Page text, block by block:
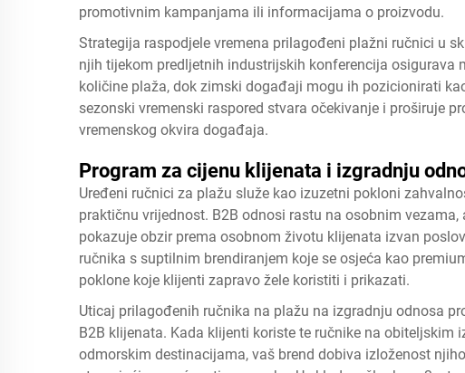
promotivnim kampanjama ili informacijama o proizvodu.
Strategija raspodjele vremena prilagođeni plažni ručnici u
njih tijekom predljetnih industrijskih konferencija osigurava
količine plaža, dok zimski događaji mogu ih pozicionirati
sezonski vremenski raspored stvara očekivanje i proširuje
vremenskog okvira događaja.
Program za cijenu klijenata i izgradnju
Uređeni ručnici za plažu služe kao izuzetni pokloni
praktičnu vrijednost. B2B odnosi rastu na osobnim
pokazuje obzir prema osobnom životu klijenata izvan
ručnika s suptilnim brendiranjem koje se osjeća kao
poklone koje klijenti zapravo žele koristiti i prikazati.
Uticaj prilagođenih ručnika na plažu na izgradnju odnosa
B2B klijenata. Kada klijenti koriste te ručnike na obiteljskim
odmorskim destinacijama, vaš brend dobiva izloženost